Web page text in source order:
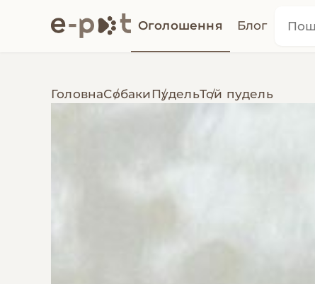
Оголошення Блог
ГоловнаСобакиПудельТой пудель